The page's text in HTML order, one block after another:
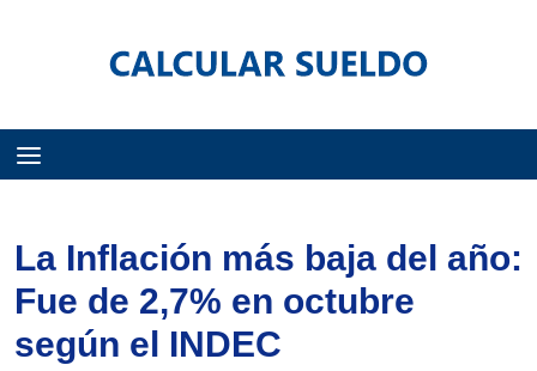
La Inflación más baja del año:
Fue de 2,7% en octubre
según el INDEC